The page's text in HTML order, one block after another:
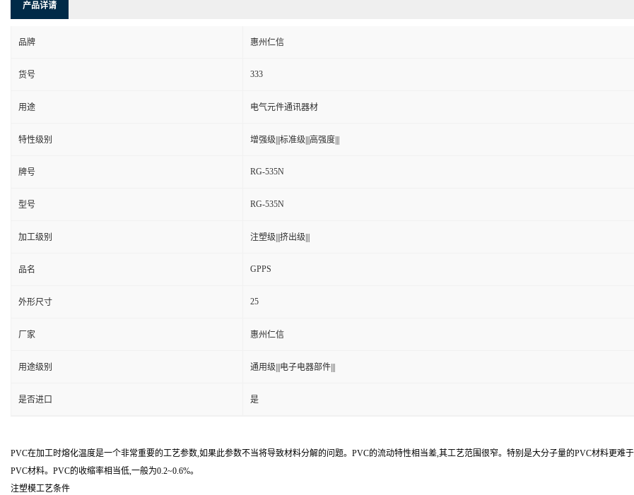
产品详请
品牌 惠州仁信
货号 333
用途 电气元件通讯器材
特性级别 增强级|||标准级|||高强度|||
牌号 RG-535N
型号 RG-535N
加工级别 注塑级|||挤出级|||
品名 GPPS
外形尺寸 25
厂家 惠州仁信
用途级别 通用级|||电子电器部件|||
是否进口 是
PVC在加工时熔化温度是一个非常重要的工艺参数,如果此参数不当将导致材料分解的问题。PVC的流动特性相当差,其工艺范围很窄。特别是大分子量的PVC材料更
PVC材料。PVC的收缩率相当低,一般为0.2~0.6%。
注塑模工艺条件